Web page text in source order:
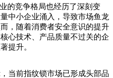
竞争格局也经历了深刻变
中小企业涌入，导致市场鱼龙
，随着消费者安全意识的提升
心技术、产品质量不过关的企
提升。
前指纹锁市场已形成头部品